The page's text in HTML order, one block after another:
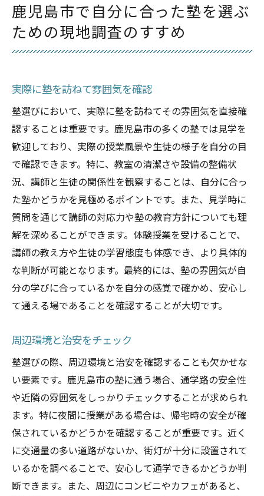
鹿児島市で自分に合った塾を選ぶ
ための現地調査のすすめ
実際に塾を訪ねて雰囲気を確認
塾選びにおいて、実際に塾を訪ねてその雰囲気を直接確
認することは重要です。鹿児島市の多くの塾では見学を
歓迎しており、実際の授業風景や生徒の様子を自分の目
で確認できます。特に、教室の清潔さや設備の整備状
況、講師と生徒の関係性を観察することは、自分に合っ
た塾かどうかを見極めるポイントです。また、見学時に
質問を通じて講師の対応力や塾の教育方針についても理
解を深めることができます。体験授業を受けることで、
講師の教え方や生徒の学習態度も体感でき、より具体的
な判断が可能となります。最終的には、塾の雰囲気が自
分の学びに合っているかを自分の感覚で確かめ、安心し
て通える場であることを確認することが大切です。
周辺環境と治安をチェック
塾選びの際、周辺環境と治安を確認することも欠かせな
い要素です。鹿児島市の塾に通う場合、通学路の安全性
や近隣の雰囲気をしっかりチェックすることが求められ
ます。特に夜間に授業がある場合は、帰宅時の安全が確
保されているかどうかを確認することが重要です。近く
に交通量の多い道路がないか、街灯が十分に設置されて
いるかを調べることで、安心して通学できるかどうか判
断できます。また、周辺にコンビニやカフェがあると、